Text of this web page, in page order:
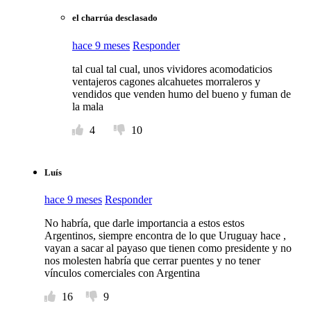
el charrúa desclasado
hace 9 meses Responder
tal cual tal cual, unos vividores acomodaticios
ventajeros cagones alcahuetes morraleros y
vendidos que venden humo del bueno y fuman de
la mala
4
10
Luís
hace 9 meses Responder
No habría, que darle importancia a estos estos
Argentinos, siempre encontra de lo que Uruguay hace ,
vayan a sacar al payaso que tienen como presidente y no
nos molesten habría que cerrar puentes y no tener
vínculos comerciales con Argentina
16
9